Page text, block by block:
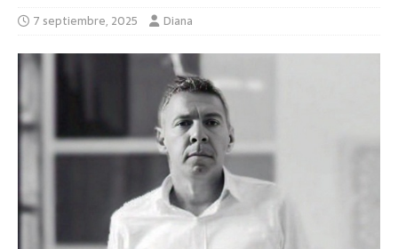
7 septiembre, 2025 Diana